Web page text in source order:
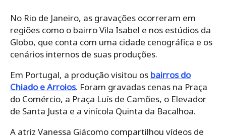
No Rio de Janeiro, as gravações ocorreram em
regiões como o bairro Vila Isabel e nos estúdios da
Globo, que conta com uma cidade cenográfica e os
cenários internos de suas produções.
Em Portugal, a produção visitou os bairros do
Chiado e Arroios. Foram gravadas cenas na Praça
do Comércio, a Praça Luís de Camões, o Elevador
de Santa Justa e a vinícola Quinta da Bacalhoa.
A atriz Vanessa Giácomo compartilhou vídeos de